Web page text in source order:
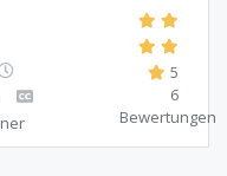
5
6
Bewertungen